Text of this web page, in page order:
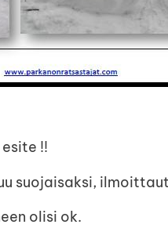
!!
suojaisaksi,
olisi ok.